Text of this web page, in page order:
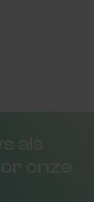
als
onze